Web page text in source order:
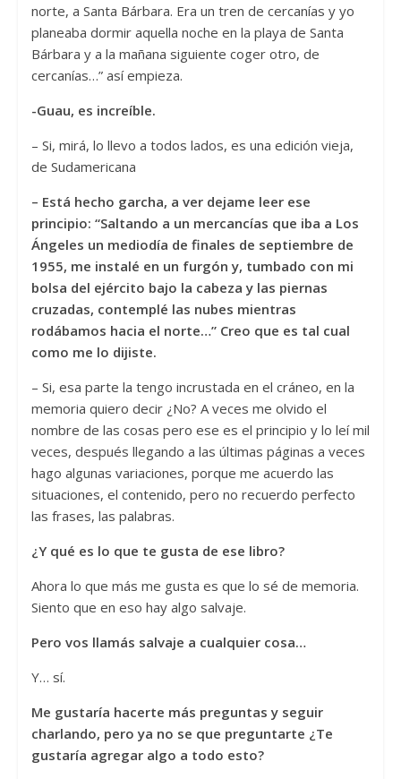
norte, a Santa Bárbara. Era un tren de cercanías y yo
planeaba dormir aquella noche en la playa de Santa
Bárbara y a la mañana siguiente coger otro, de
cercanías…” así empieza.
-Guau, es increíble.
– Si, mirá, lo llevo a todos lados, es una edición vieja,
de Sudamericana
– Está hecho garcha, a ver dejame leer ese
principio: “Saltando a un mercancías que iba a Los
Ángeles un mediodía de finales de septiembre de
1955, me instalé en un furgón y, tumbado con mi
bolsa del ejército bajo la cabeza y las piernas
cruzadas, contemplé las nubes mientras
rodábamos hacia el norte…” Creo que es tal cual
como me lo dijiste.
– Si, esa parte la tengo incrustada en el cráneo, en la
memoria quiero decir ¿No? A veces me olvido el
nombre de las cosas pero ese es el principio y lo leí mil
veces, después llegando a las últimas páginas a veces
hago algunas variaciones, porque me acuerdo las
situaciones, el contenido, pero no recuerdo perfecto
las frases, las palabras.
¿Y qué es lo que te gusta de ese libro?
Ahora lo que más me gusta es que lo sé de memoria.
Siento que en eso hay algo salvaje.
Pero vos llamás salvaje a cualquier cosa…
Y… sí.
Me gustaría hacerte más preguntas y seguir
charlando, pero ya no se que preguntarte ¿Te
gustaría agregar algo a todo esto?